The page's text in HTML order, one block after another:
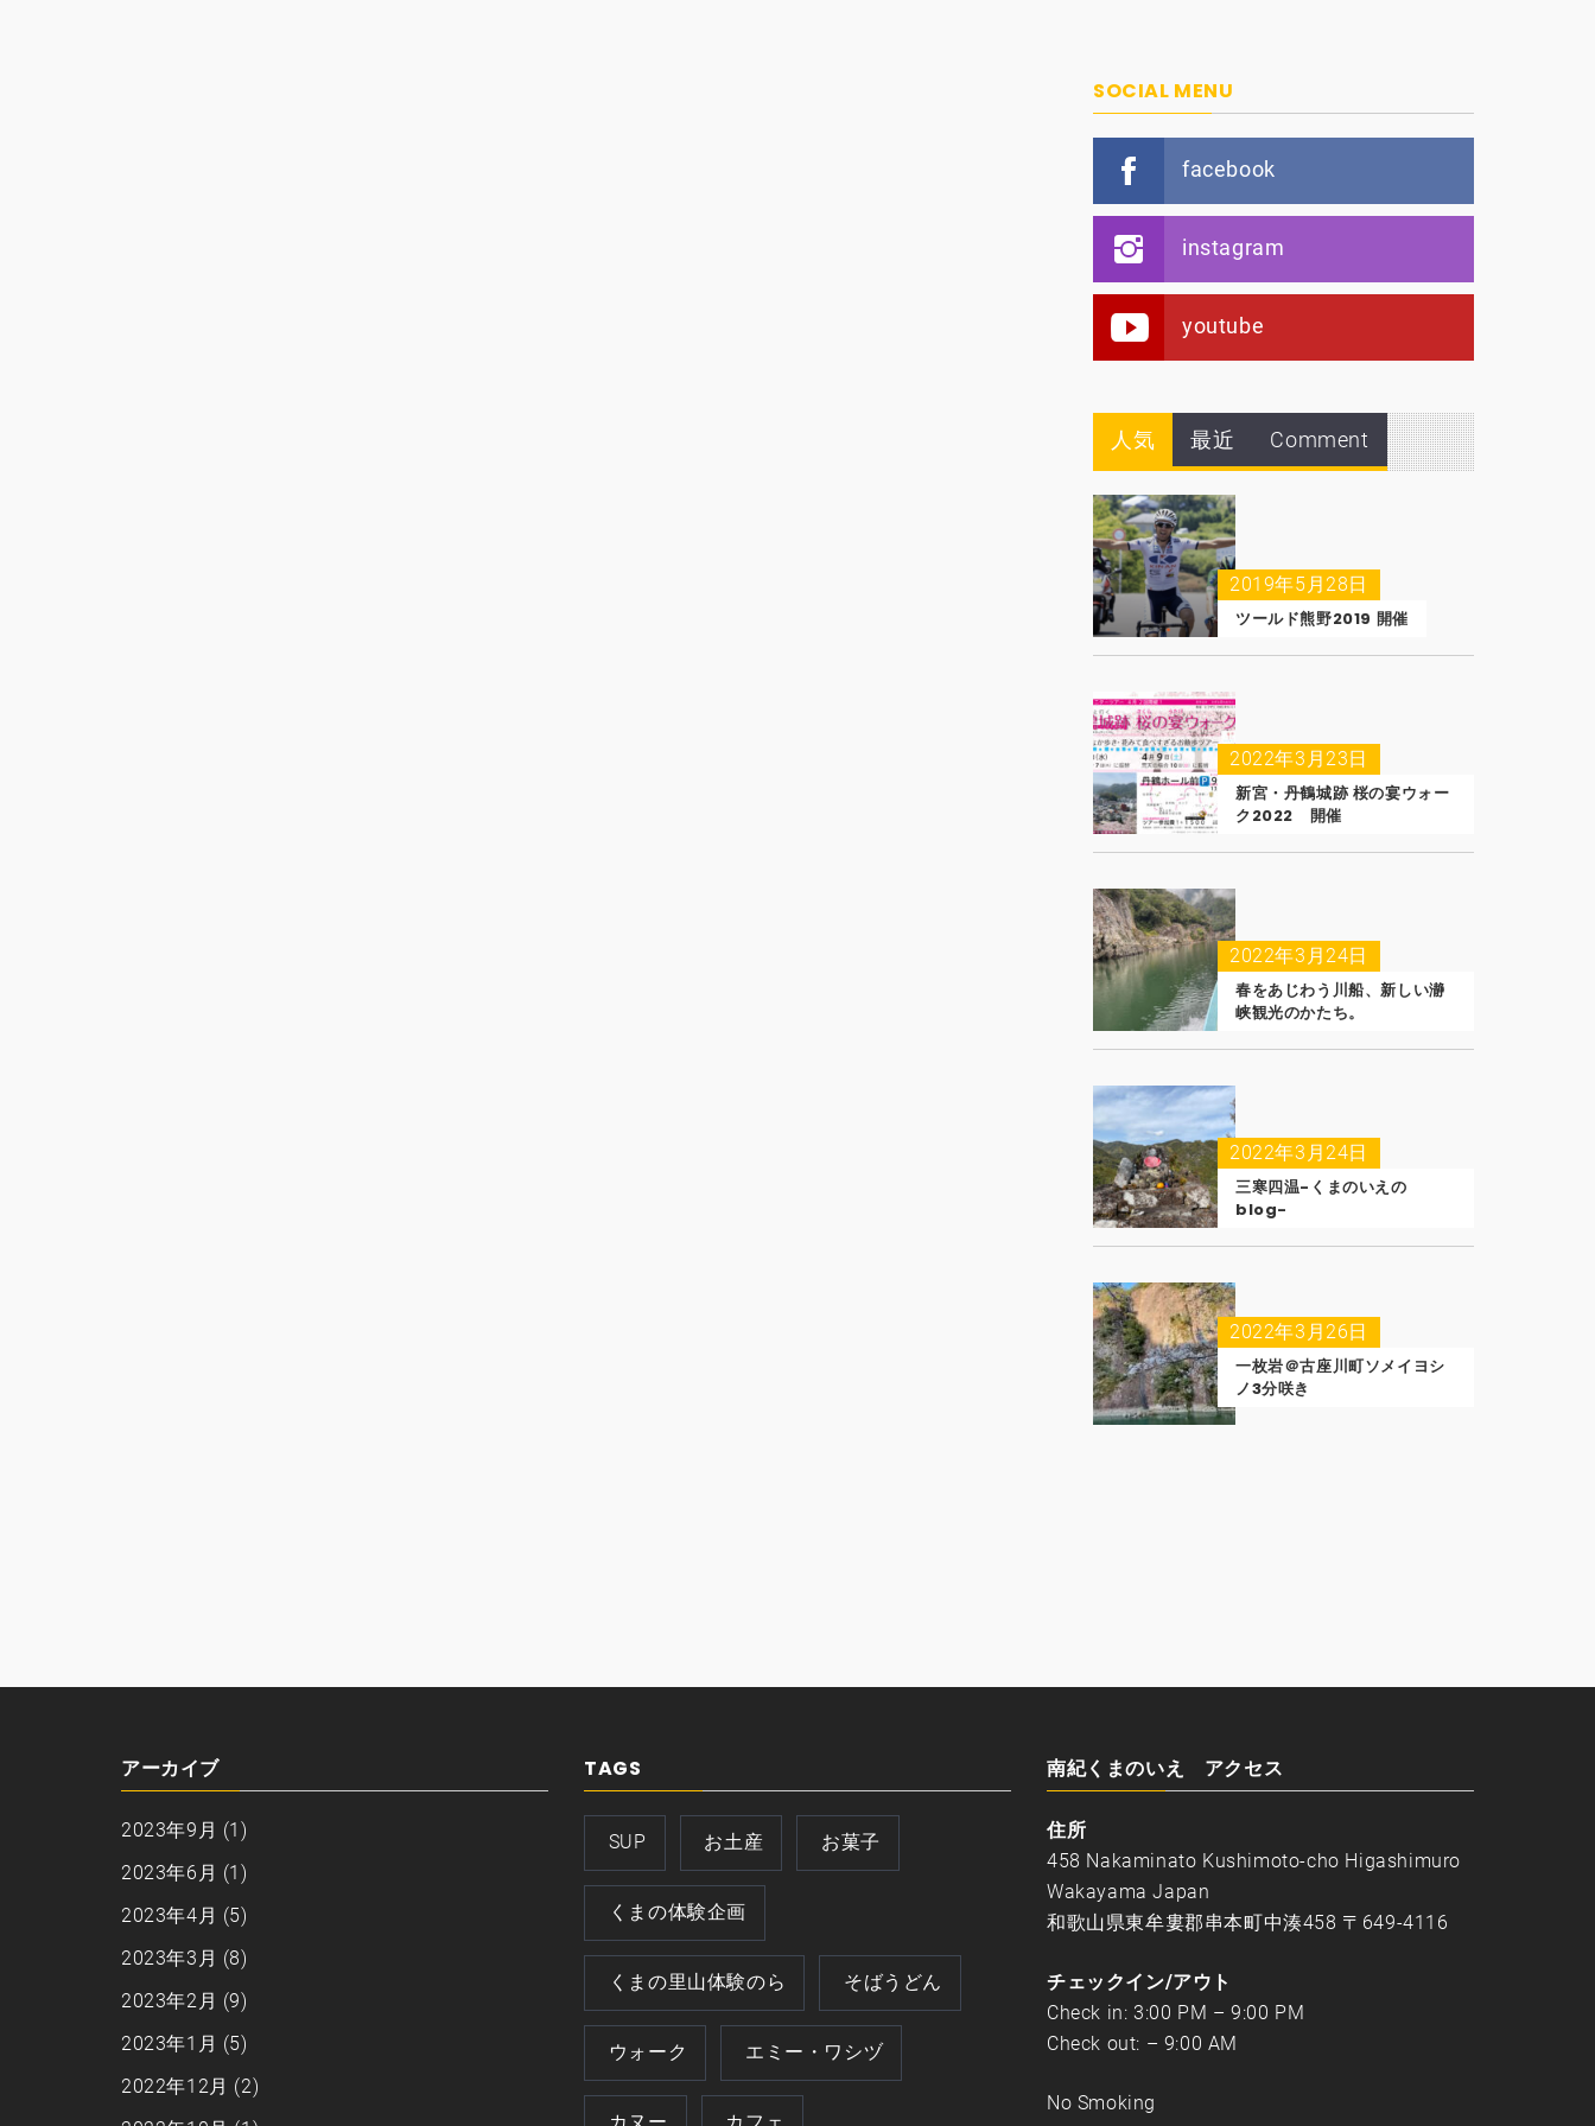
SOCIAL MENU
facebook
instagram
youtube
人気 最近 Comment
2019年5月28日
ツールド熊野2019 開催
2022年3月23日
新宮・丹鶴城跡 桜の宴ウォー
ク2022 開催
2022年3月24日
春をあじわう川船、新しい瀞
峡観光のかたち。
2022年3月24日
三寒四温-くまのいえの
blog-
2022年3月26日
一枚岩＠古座川町ソメイヨシ
ノ3分咲き
アーカイブ
2023年9月 (1)
2023年6月 (1)
2023年4月 (5)
2023年3月 (8)
2023年2月 (9)
2023年1月 (5)
2022年12月 (2)
TAGS
SUP お土産 お菓子
くまの体験企画
くまの里山体験のら そばうどん
ウォーク エミー・ワシヅ
南紀くまのいえ アクセス
住所
458 Nakaminato Kushimoto-cho Higashimuro
Wakayama Japan
和歌山県東牟婁郡串本町中湊458 〒649-4116
チェックイン/アウト
Check in: 3:00 PM – 9:00 PM
Check out: – 9:00 AM
No Smoking